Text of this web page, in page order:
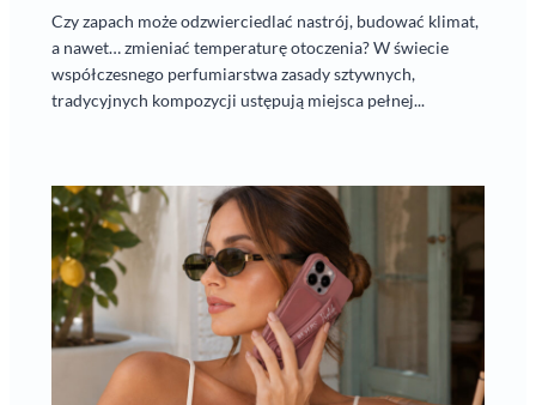
Czy zapach może odzwierciedlać nastrój, budować klimat,
a nawet… zmieniać temperaturę otoczenia? W świecie
współczesnego perfumiarstwa zasady sztywnych,
tradycyjnych kompozycji ustępują miejsca pełnej...